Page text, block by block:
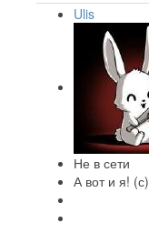
Ulis
Не в сети
А вот и я! (с)